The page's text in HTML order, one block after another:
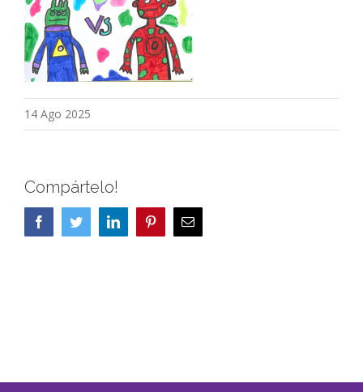
14 Ago 2025
Compártelo!
FacebookTwitterLinkedIn PinterestCorreo
electrónico